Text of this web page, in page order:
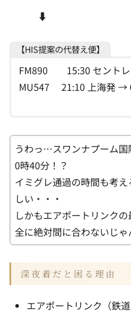
⬇️
【HIS提案の代替え便】
FM890 15:30 セントレ
MU547 21:10 上海発 →
うわっ…スワンナプーム国
0時40分！？
イミグレ通過の時間も考
しい・・・
しかもエアポートリンク
全に絶対間に合わないじゃ
深夜着だと困る理由
エアポートリンク（鉄